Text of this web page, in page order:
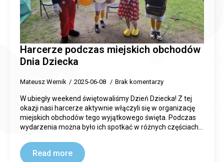
Harcerze podczas miejskich obchodów
Dnia Dziecka
Mateusz Wernik 2025-06-08 Brak komentarzy
W ubiegły weekend świętowaliśmy Dzień Dziecka! Z tej
okazji nasi harcerze aktywnie włączyli się w organizację
miejskich obchodów tego wyjątkowego święta. Podczas
wydarzenia można było ich spotkać w różnych częściach…
Read more